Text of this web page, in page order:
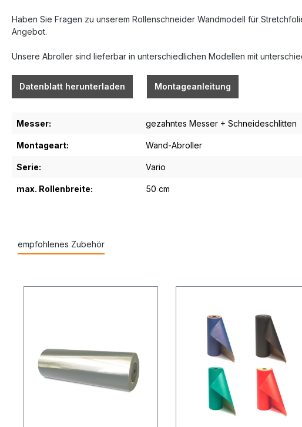
Haben Sie Fragen zu unserem Rollenschneider Wandmodell für
Angebot.
Unsere Abroller sind lieferbar in unterschiedlichen Modellen mit
Datenblatt herunterladen Montageanleitung
Messer: gezahntes Messer + Schneideschlitten
Montageart: Wand-Abroller
Serie: Vario
max. Rollenbreite: 50 cm
empfohlenes Zubehör